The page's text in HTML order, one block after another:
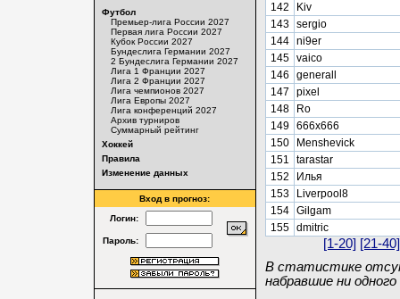
Футбол
Премьер-лига России 2027
Первая лига России 2027
Кубок России 2027
Бундеслига Германии 2027
2 Бундеслига Германии 2027
Лига 1 Франции 2027
Лига 2 Франции 2027
Лига чемпионов 2027
Лига Европы 2027
Лига конференций 2027
Архив турниров
Суммарный рейтинг
Хоккей
Правила
Изменение данных
Вход в прогноз:
Логин:
Пароль:
142
Kiv
143 sergio
144 ni9er
145 vaico
146
generall
147
pixel
148
Ro
149 666x666
150
Menshevick
151
tarastar
152
Илья
153
Liverpool8
154 Gilgam
155 dmitric
[1-20] [21-40]
В статистике
набравшие ни одного